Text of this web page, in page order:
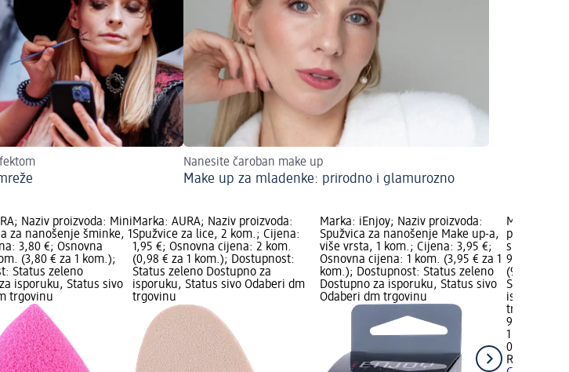
Nanesite čaroban make up
Make up za mladenke: prirodno i glamurozno
Naziv proizvoda: Mini
za nanošenje šminke, 1
3,80 €; Osnovna
(3,80 € za 1 kom.);
Status zeleno
isporuku, Status sivo
trgovinu
Marka: AURA; Naziv proizvoda:
Spužvice za lice, 2 kom.; Cijena:
1,95 €; Osnovna cijena: 2 kom.
(0,98 € za 1 kom.); Dostupnost:
Status zeleno Dostupno za
isporuku, Status sivo Odaberi dm
trgovinu
Marka: iEnjoy; Naziv proizvoda:
Spužvica za nanošenje Make up-a,
više vrsta, 1 kom.; Cijena: 3,95 €;
Osnovna cijena: 1 kom. (3,95 € za 1
kom.); Dostupnost: Status zeleno
Dostupno za isporuku, Status sivo
Odaberi dm trgovinu
Marka:
proizvoda:
spužvica
9,90 €;
(9,90 € za
Status
isporuku,
trgovinu
9,90 €
1 kom.
REAL